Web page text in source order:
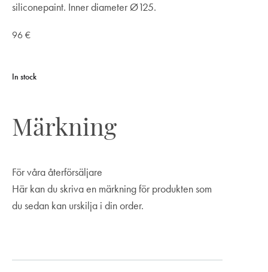
siliconepaint. Inner diameter Ø125.
96€
In stock
Märkning
För våra återförsäljare
Här kan du skriva en märkning för produkten som
du sedan kan urskilja i din order.